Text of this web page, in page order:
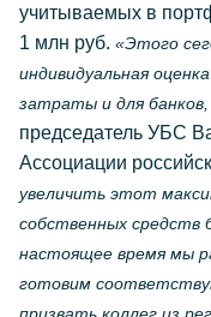
учитываемых в
1 млн руб. «Этого
индивидуальная
затраты и для
председатель УБС
Ассоциации
увеличить этот
собственных средств
настоящее время мы
готовим